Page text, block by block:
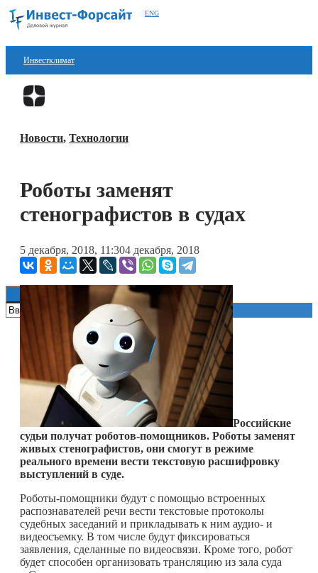
ENG
Инвестклимат
Финансы
Блокчейн
Книги
Новости, Технологии
Роботы заменят
стенографистов в судах
5 декабря, 2018, 11:304 декабря, 2018
Российские
судьи получат роботов-помощников. Роботы заменят
живых стенографистов, они смогут в режиме
реального времени вести текстовую расшифровку
выступлений в суде.
Роботы-помощники будут с помощью встроенных
распознавателей речи вести текстовые протоколы
судебных заседаний и прикладывать к ним аудио- и
видеосъемку. В том числе будут фиксироваться
заявления, сделанные по видеосвязи. Кроме того, робот
будет способен организовать трансляцию из зала суда